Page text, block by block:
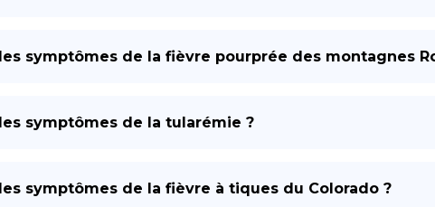
symptômes de la fièvre pourprée des montagnes
symptômes de la tularémie ?
symptômes de la fièvre à tiques du Colorado ?